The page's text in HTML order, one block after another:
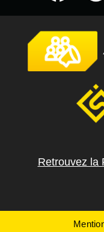
Retrouvez la